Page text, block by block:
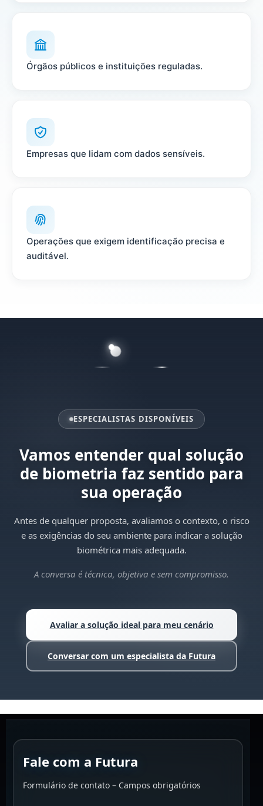
Órgãos públicos e instituições reguladas.
Empresas que lidam com dados sensíveis.
Operações que exigem identificação precisa e
auditável.
ESPECIALISTAS DISPONÍVEIS
Vamos entender qual solução
de biometria faz sentido para
sua operação
Antes de qualquer proposta, avaliamos o contexto, o risco
e as exigências do seu ambiente para indicar a solução
biométrica mais adequada.
A conversa é técnica, objetiva e sem compromisso.
Avaliar a solução ideal para meu cenário
de biometria
Conversar com um especialista da Futura
Fale com a Futura
Formulário de contato – Campos obrigatórios